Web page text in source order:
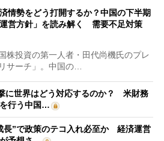
情勢をどう打開するか？中国の下半期
営方針」を読み解く 需要不足対策
株投資の第一人者・田代尚機氏のプレ
サーチ」。中国の…
に世界はどう対応するのか？ 米財務
行う中国…
長”で政策のテコ入れ必至か 経済運営